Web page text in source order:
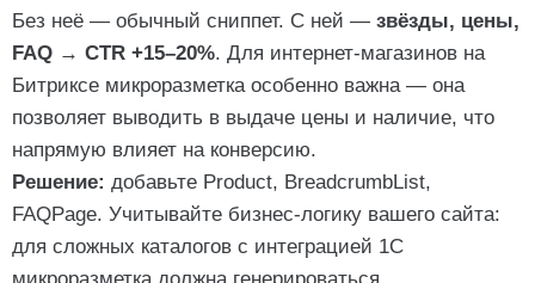
Без неё — обычный сниппет. С ней — звёзды, цены,
FAQ → CTR +15–20%. Для интернет-магазинов на
Битриксе микроразметка особенно важна — она
позволяет выводить в выдаче цены и наличие, что
напрямую влияет на конверсию.
Решение: добавьте Product, BreadcrumbList,
FAQPage. Учитывайте бизнес-логику вашего сайта:
для сложных каталогов с интеграцией 1С